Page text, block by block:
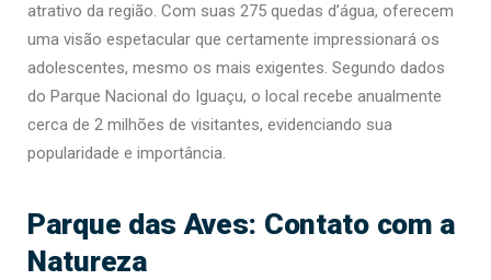
atrativo da região. Com suas 275 quedas d’água, oferecem
uma visão espetacular que certamente impressionará os
adolescentes, mesmo os mais exigentes. Segundo dados
do Parque Nacional do Iguaçu, o local recebe anualmente
cerca de 2 milhões de visitantes, evidenciando sua
popularidade e importância.
Parque das Aves: Contato com a
Natureza